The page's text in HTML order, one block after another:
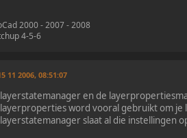
2000 - 2007 - 2008
4-5-6
11 2006, 08:51:07
en de
word vooral gebruikt om je
slaat al die instellingen